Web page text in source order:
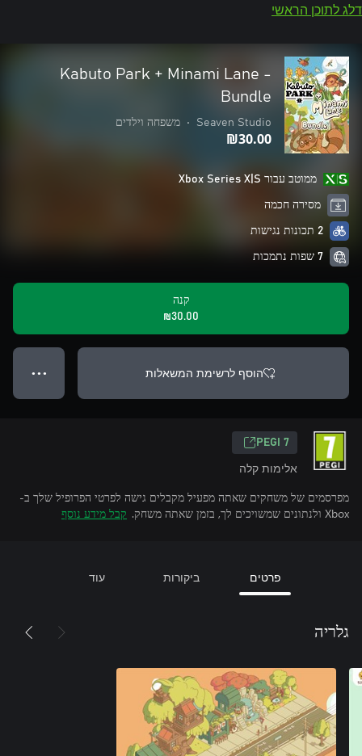
דלג לתוכן הראשי
Kabuto Park + Minami Lane -
Bundle
Seaven Studio
• משפחה וילדים
‪₪‎30.00‬
ממוטב עבור Xbox Series X|S
מסירה חכמה
2 תכונות נגישות
7 שפות נתמכות
קנה
‪₪‎30.00‬
הוסף לרשימת המשאלות ● ● ●
PEGI 7
אלימות קלה
מפרסמים של משחקים שאתה מפעיל מקבלים גישה לפרטי הפרופיל שלך ב-
Xbox ולנתונים שמשויכים לך, בזמן שאתה משחק.
קבל מידע נוסף
פרטים ביקורות עוד
גלריה